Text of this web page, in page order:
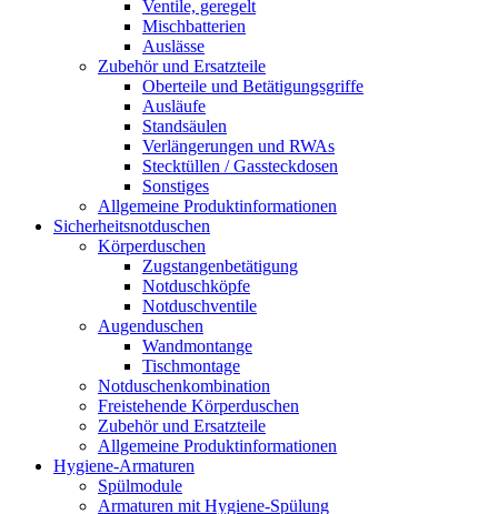
Ventile, geregelt
Mischbatterien
Auslässe
Zubehör und Ersatzteile
Oberteile und Betätigungsgriffe
Ausläufe
Standsäulen
Verlängerungen und RWAs
Stecktüllen / Gassteckdosen
Sonstiges
Allgemeine Produktinformationen
Sicherheitsnotduschen
Körperduschen
Zugstangenbetätigung
Notduschköpfe
Notduschventile
Augenduschen
Wandmontange
Tischmontage
Notduschenkombination
Freistehende Körperduschen
Zubehör und Ersatzteile
Allgemeine Produktinformationen
Hygiene-Armaturen
Spülmodule
Armaturen mit Hygiene-Spülung